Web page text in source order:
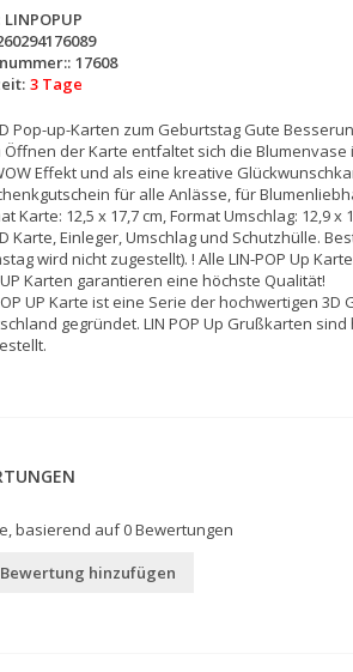
LINPOPUP
17608
3 Tage
Pop-up-Karten zum Geburtstag Gute
Öffnen der Karte entfaltet sich die
Effekt und als eine kreative
für alle Anlässe, für
Karte: 12,5 x 17,7 cm, Format Umschlag:
Karte, Einleger, Umschlag und Schutzhülle.
wird nicht zugestellt). ! Alle LIN-POP Up
Karten garantieren eine höchste Qualität!
UP Karte ist eine Serie der hochwertigen
gegründet. LIN POP Up Grußkarten
basierend auf0Bewertungen
hinzufügen